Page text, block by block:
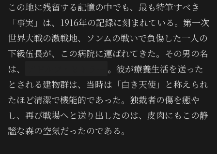
この地に残留する記憶の中でも、最も特筆すべき
「事実」は、1916年の記録に刻まれている。第一次
世界大戦の激戦地、ソンムの戦いで負傷した一人の
下級伍長が、この病院に運ばれてきた。その男の名
は、
。彼が療養生活を送った
とされる建物群は、当時は「白き天使」と称えられ
たほど清潔で機能的であった。独裁者の傷を癒や
し、再び戦場へと送り出したのは、皮肉にもこの静
謐な森の空気だったのである。